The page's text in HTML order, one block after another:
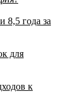
8,5 года за
для
к